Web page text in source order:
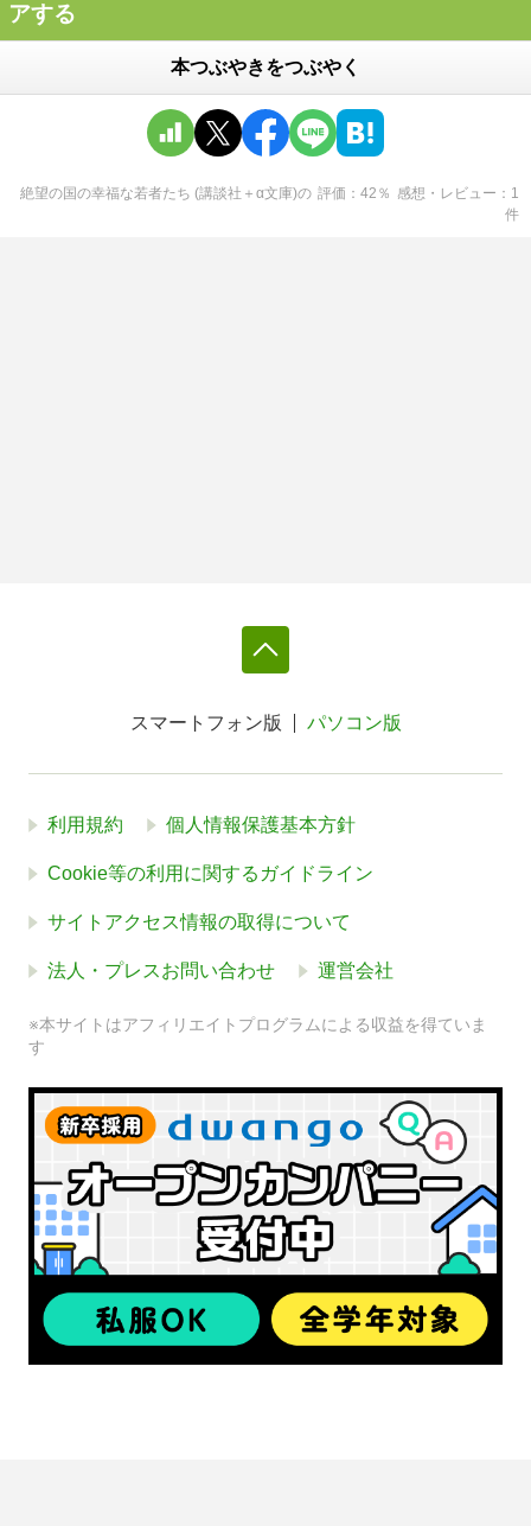
アする
本つぶやきをつぶやく
絶望の国の幸福な若者たち (講談社＋α文庫)の 評価 42 ％ 感想・レビュー
1
件
スマートフォン版 パソコン版
利用規約 個人情報保護基本方針
Cookie等の利用に関するガイドライン
サイトアクセス情報の取得について
法人・プレスお問い合わせ 運営会社
※本サイトはアフィリエイトプログラムによる収益を得ていま
す